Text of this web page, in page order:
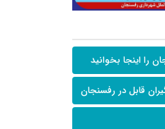
را اینجا بخوانید
قابل در رفسنجان